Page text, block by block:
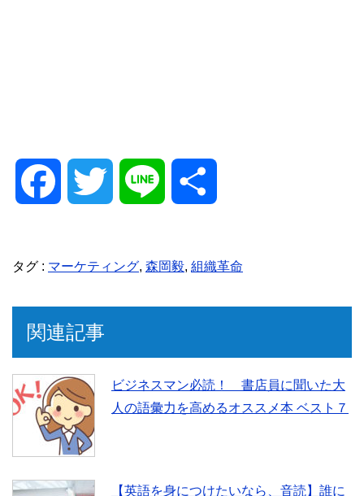
c
o
o
i
e
n
タグ : マーケティング, 森岡毅, 組織革命
関連記事
ビジネスマン必読！ 書店員に聞いた大
人の語彙力を高めるオススメ本 ベスト７
【英語を身につけたいなら、音読】誰に